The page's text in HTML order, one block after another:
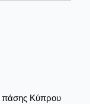
πάσης Κύπρου